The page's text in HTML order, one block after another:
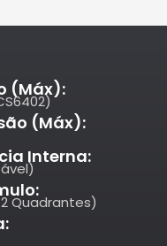
(Máx):
(Máx):
Interna:
Quadrantes)